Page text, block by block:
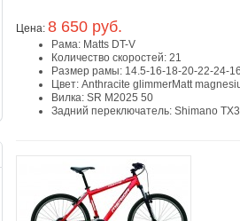
Цена: 8 650 руб.
Рама: Matts DT-V
Количество скоростей: 21
Размер рамы: 14.5-16-18-20-22-24-
Цвет: Anthracite glimmerMatt
Вилка: SR M2025 50
Задний переключатель: Shimano